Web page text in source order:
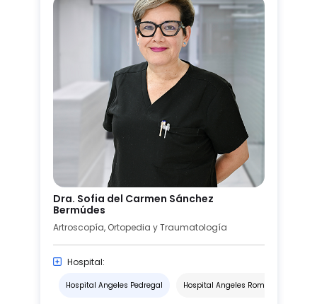
Dra. Sofia del Carmen Sánchez
Bermúdes
Artroscopía, Ortopedia y Traumatología
Hospital:
Hospital Angeles Pedregal Hospital Angeles Roma